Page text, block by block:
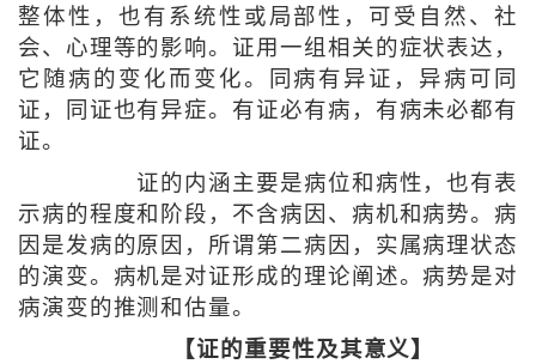
整体性，也有系统性或局部性，可受自然、社
会、心理等的影响。证用一组相关的症状表达，
它随病的变化而变化。同病有异证，异病可同
证，同证也有异症。有证必有病，有病未必都有
证。
证的内涵主要是病位和病性，也有表
示病的程度和阶段，不含病因、病机和病势。病
因是发病的原因，所谓第二病因，实属病理状态
的演变。病机是对证形成的理论阐述。病势是对
病演变的推测和估量。
【证的重要性及其意义】